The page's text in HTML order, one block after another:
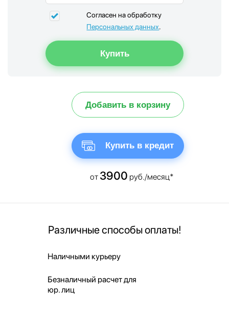
Согласен на обработку
Персональных данных.
Добавить в корзину
Купить в кредит
от 3900 руб./месяц*
Различные способы оплаты!
Наличными курьеру
Безналичный расчет для
юр. лиц